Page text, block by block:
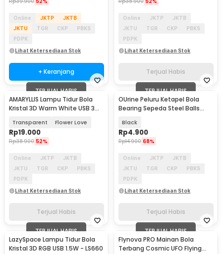
Online JKTP
JKTB
JKTU
TGR CKP
PBKS
PDPK
Lihat Ketersediaan Stok
+ Keranjang
Online JKTP
JKTB
JKTU
TGR CKP
PBKS
PDPK
Lihat Ketersediaan Stok
Terjual Habis
TERJUAL HABIS
AMARYLLIS Lampu Tidur Bola
Kristal 3D Warm White USB 3W
Transparent Flower Love
Rp19.000
Rp38.900 52%
Online JKTP
JKTB
JKTU
TGR CKP
PBKS
PDPK
Lihat Ketersediaan Stok
Terjual Habis
TERJUAL HABIS
OUrine Peluru Ketapel Bola
Bearing Sepeda Steel Balls
Black
Rp4.900
Rp14.900 68%
Online JKTP
JKTB
JKTU
TGR CKP
PBKS
PDPK
Lihat Ketersediaan Stok
Terjual Habis
TERJUAL HABIS
LazySpace Lampu Tidur Bola
Kristal 3D RGB USB 1.5W - LS660
TERJUAL HABIS
Flynova PRO Mainan Bola
Terbang Cosmic UFO Flying